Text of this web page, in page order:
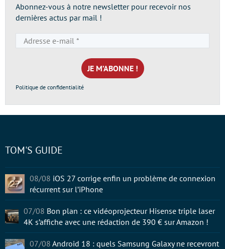
Abonnez-vous à notre newsletter pour recevoir nos
dernières actus par mail !
e-
mail
*
Politique de confidentialité
TOM'S GUIDE
08/08 iOS 27 corrige enfin un problème de connexion
récurrent sur l’iPhone
07/08 Bon plan : ce vidéoprojecteur Hisense triple laser
4K s’affiche avec une rédaction de 390 € sur Amazon !
07/08 Android 18 : quels Samsung Galaxy ne recevront